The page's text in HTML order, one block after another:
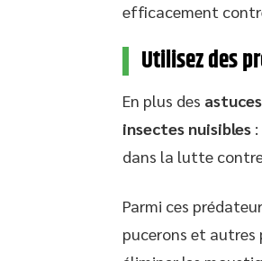
efficacement
Utilisez des
En plus des
insectes nuisibles
dans la lutte
Parmi ces
pucerons et autres